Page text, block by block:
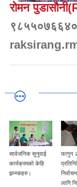
रोमन
सार्वजनिक सुनुवाई
कार्यक्रमको केहि
झलकहरु।
फागुन
लागि